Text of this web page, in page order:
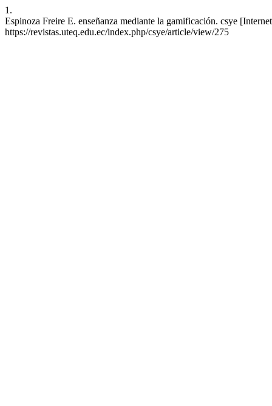
1.
Espinoza Freire E. enseñanza mediante la gamificación. csye
https://revistas.uteq.edu.ec/index.php/csye/article/view/275